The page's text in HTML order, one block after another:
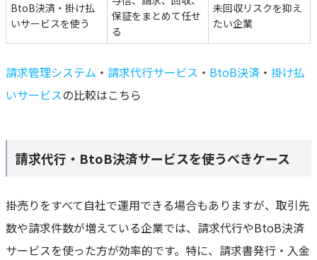
BtoB決済・掛け払
いサービスを使う
保証をまとめて任せ
る
未回収リスクを抑え
たい企業
請求管理システム ・ 請求代行サービス ・ BtoB決済 ・ 掛け払
いサービスの比較はこちら
請求代行・BtoB決済サービスを使うべきケース
掛売りをすべて自社で運用できる場合もありますが、取引先
数や請求件数が増えている企業では、請求代行やBtoB決済
サービスを使った方が効率的です。特に、請求書発行・入金